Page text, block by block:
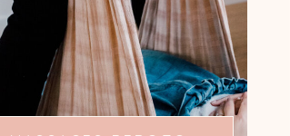
soin de vous.
vous bercer par ces tissus qui
vous permettent de relâcher vos
tensions et de vous détendre.